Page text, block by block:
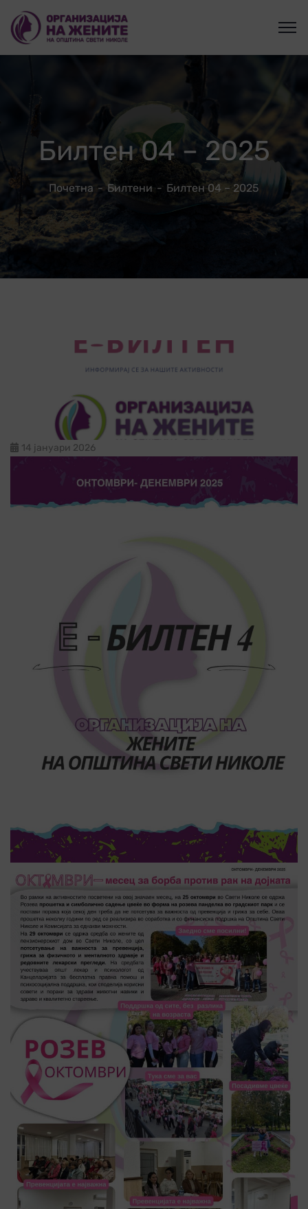
Билтен 04 – 2025
Почетна Билтени Билтен 04 – 2025
14 јануари 2026